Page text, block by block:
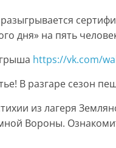
разыгрывается
дня» на пять
https://vk.com/
В разгаре сезон
из лагеря
Вороны.